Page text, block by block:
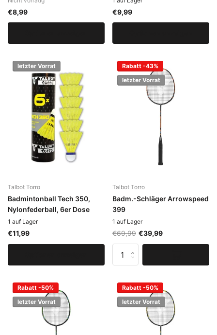
€8,99 €9,99
letzter Vorrat
Talbot Torro
Badmintonball Tech 350,
Nylonfederball, 6er Dose
1 auf Lager
€11,99
Rabatt -43%
letzter Vorrat
Talbot Torro
Badm.-Schläger Arrowspeed
399
1 auf Lager
€69,99 €39,99
Rabatt -50%
letzter Vorrat
Rabatt -50%
letzter Vorrat